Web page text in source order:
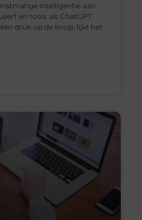
intelligentie aan
en tools als ChatGPT
druk op de knop, lijkt het